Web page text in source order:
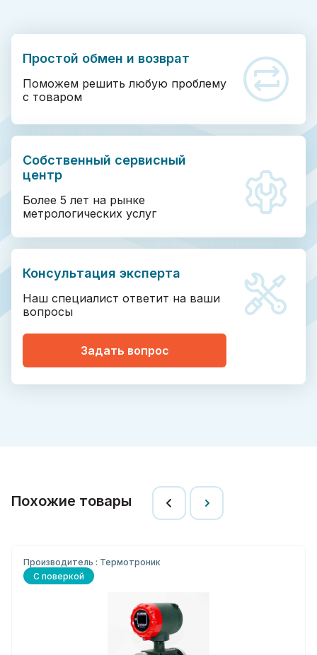
Простой обмен и возврат
Поможем решить любую проблему
с товаром
Собственный сервисный
центр
Более 5 лет на рынке
метрологических услуг
Консультация эксперта
Наш специалист ответит на ваши
вопросы
Задать вопрос
Похожие товары
Производитель : Термотроник
С поверкой